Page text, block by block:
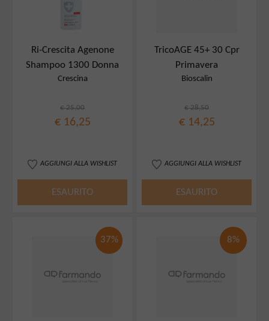
Ri-Crescita Agenone
Shampoo 1300 Donna
Crescina
€ 25,00
€ 16,25
AGGIUNGI ALLA WISHLIST
ESAURITO
TricoAGE 45+ 30 Cpr
Primavera
Bioscalin
€ 28,50
€ 14,25
AGGIUNGI ALLA WISHLIST
ESAURITO
37% 8%